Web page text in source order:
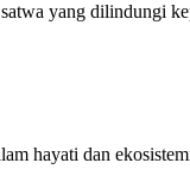
yang dilindungi
hayati dan